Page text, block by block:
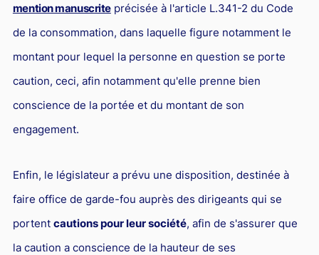
mention manuscriteprécisée à l'article L.341-2 du Code
de la consommation, dans laquelle figure notamment le
montant pour lequel la personne en question se porte
caution, ceci, afin notamment qu'elle prenne bien
conscience de la portée et du montant de son
engagement.
Enfin, le législateur a prévu une disposition, destinée à
faire office de garde-fou auprès des dirigeants qui se
portent cautions pour leur société, afin de s'assurer que
la caution a conscience de la hauteur de ses